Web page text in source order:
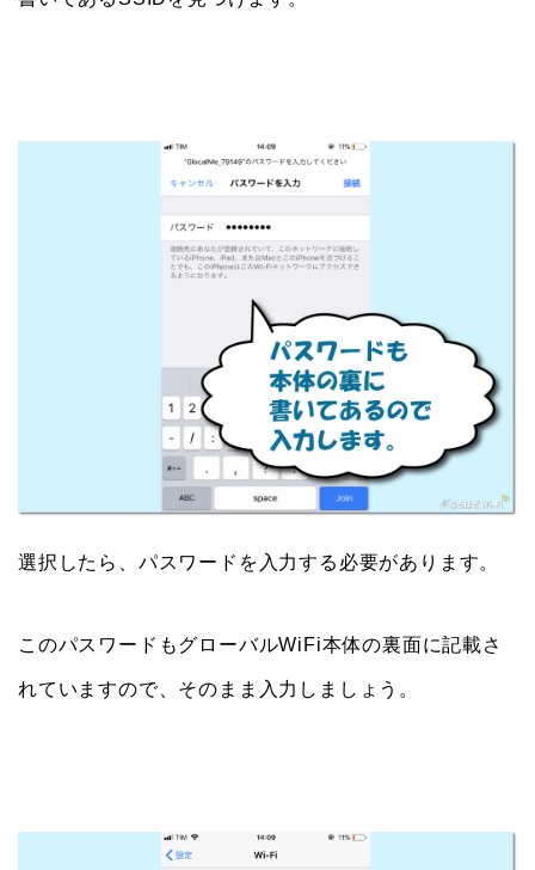
選択したら、パスワードを入力する必要があります。
このパスワードもグローバルWiFi本体の裏面に記載さ
れていますので、そのまま入力しましょう。